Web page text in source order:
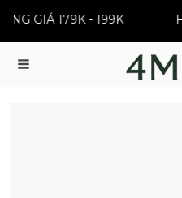
GIÁ 179K - 199K